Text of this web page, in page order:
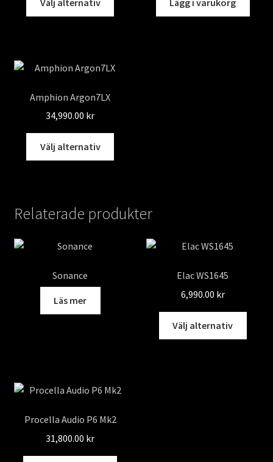
Välj alternativ
varianter.
kan
på
Lägg i varukorg
Amphion Argon7LX
34,990.00 kr
Välj alternativ
varianter.
Relaterade produkter
Sonance
Läs mer
Elac WS1645
6,990.00 kr
Välj alternativ
Procella Audio P6 Mk2
31,800.00 kr